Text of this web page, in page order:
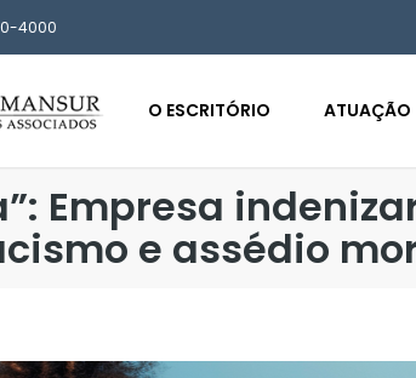
4000
O ESCRITÓRIO ATUAÇÃO
Empresa
e assédio